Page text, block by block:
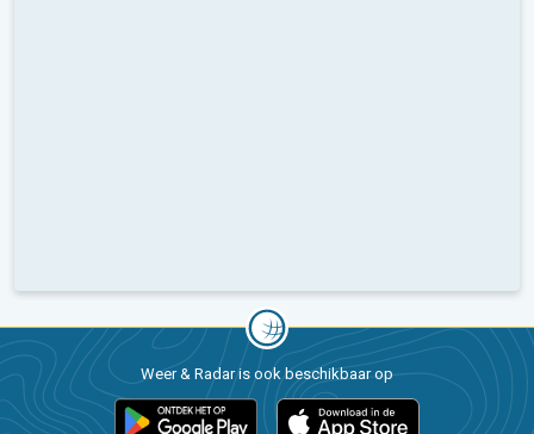
Weer & Radar is ook beschikbaar op